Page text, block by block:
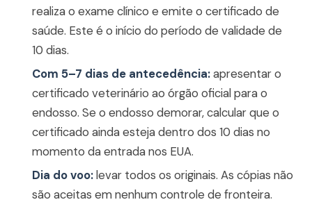
realiza o exame clínico e emite o certificado de
saúde. Este é o início do período de validade de
10 dias.
Com 5–7 dias de antecedência:apresentar o
certificado veterinário ao órgão oficial para o
endosso. Se o endosso demorar, calcular que o
certificado ainda esteja dentro dos 10 dias no
momento da entrada nos EUA.
Dia do voo:levar todos os originais. As cópias não
são aceitas em nenhum controle de fronteira.